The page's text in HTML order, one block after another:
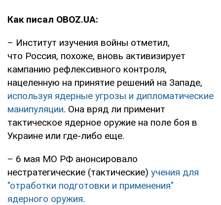
Как писал OBOZ.UA:
– Институт изучения войны отметил,
что Россия, похоже, вновь активизирует
кампанию рефлексивного контроля,
нацеленную на принятие решений на Западе,
используя ядерные угрозы и дипломатические
манипуляции. Она вряд ли применит
тактическое ядерное оружие на поле боя в
Украине или где-либо еще.
– 6 мая МО РФ анонсировало
нестратегические (тактические) учения для
"отработки подготовки и применения"
ядерного оружия.